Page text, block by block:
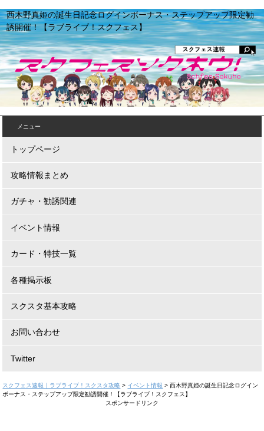
西木野真姫の誕生日記念ログインボーナス・ステップアップ限定勧
誘開催！【ラブライブ！スクフェス】
メニュー
トップページ
攻略情報まとめ
ガチャ・勧誘関連
イベント情報
カード・特技一覧
各種掲示板
スクスタ基本攻略
お問い合わせ
Twitter
スクフェス速報｜ラブライブ！スクスタ攻略 > イベント情報 >西木野真姫の誕生日記念ログイン
ボーナス・ステップアップ限定勧誘開催！【ラブライブ！スクフェス】
スポンサードリンク